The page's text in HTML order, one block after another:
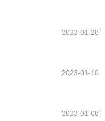
2023-01-28
2023-01-10
2023-01-08